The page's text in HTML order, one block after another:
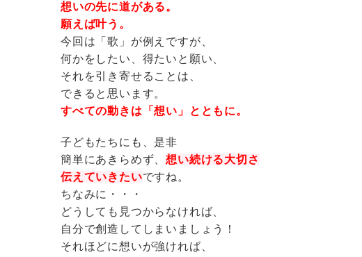
想いの先に道がある。
願えば叶う。
今回は「歌」が例えですが、
何かをしたい、得たいと願い、
それを引き寄せることは、
できると思います。
すべての動きは「想い」とともに。
子どもたちにも、是非
簡単にあきらめず、想い続ける大切さ
伝えていきたいですね。
ちなみに・・・
どうしても見つからなければ、
自分で創造してしまいましょう！
それほどに想いが強ければ、